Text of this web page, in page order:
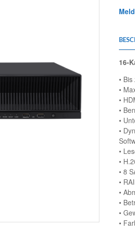
16-
•
•
•
•
•
•
•
•
• 8
•
•
•
•
•